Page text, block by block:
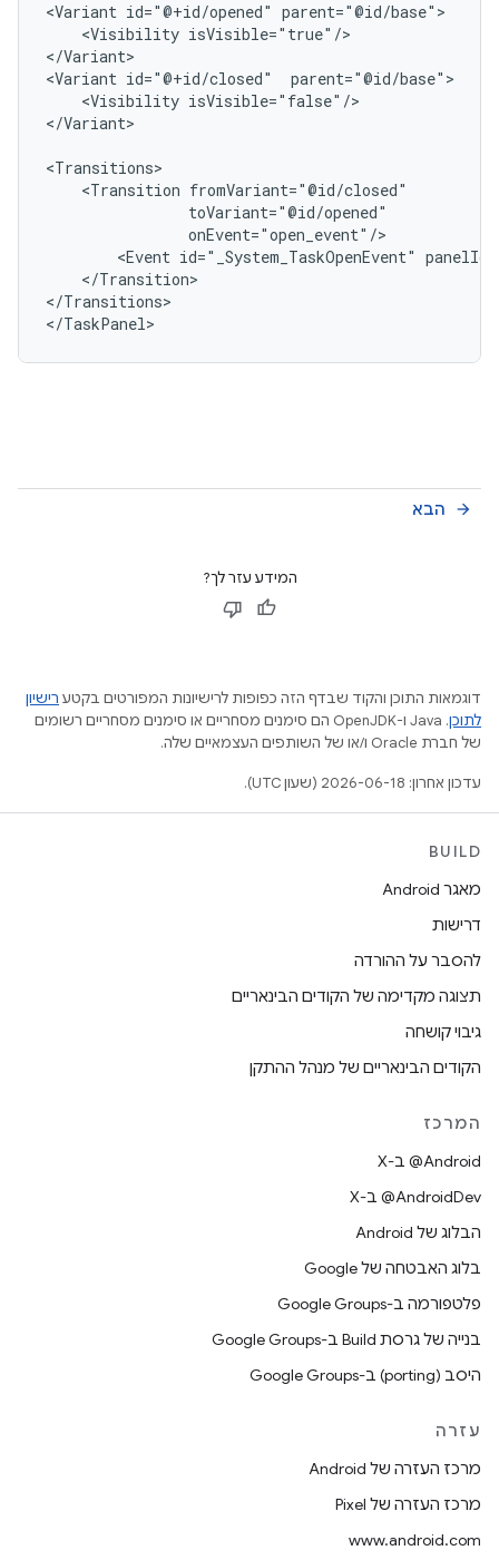
<Variant id="@+id/opened"
<Visibility isVisible="true"/>
</Variant>
<Variant id="@+id/closed"
<Visibility isVisible="false"/>
</Variant>
<Transition
<Event id="_System_TaskOpenEvent"
</Transition>
</Transitions>
הבא arrow_forward
המידע עזר לך?
דוגמאות התוכן והקוד שבדף הזה כפופות לרישיונות המפורטים בקטע רישיון
לתוכן
.‏ Java ו-OpenJDK הם סימנים מסחריים או סימנים מסחריים רשומים
של חברת Oracle ו/או של השותפים העצמאיים שלה.
עדכון אחרון: 2026-06-18 (שעון UTC).
BUILD
מאגר Android
דרישות
להסבר על ההורדה
תצוגה מקדימה של הקודים הבינאריים
גיבוי קושחה
הקודים הבינאריים של מנהל ההתקן
המרכז
‫‎@Android ב-X
‫‎@AndroidDev ב-X
הבלוג של Android
בלוג האבטחה של Google
פלטפורמה ב-Google Groups
בנייה של גרסת Build ב-Google Groups
היסב (porting) ב-Google Groups
עזרה
מרכז העזרה של Android
מרכז העזרה של Pixel
www.android.com